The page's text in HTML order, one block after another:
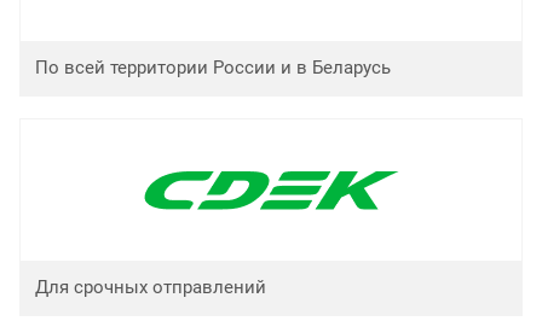
По всей территории России и в Беларусь
Для срочных отправлений